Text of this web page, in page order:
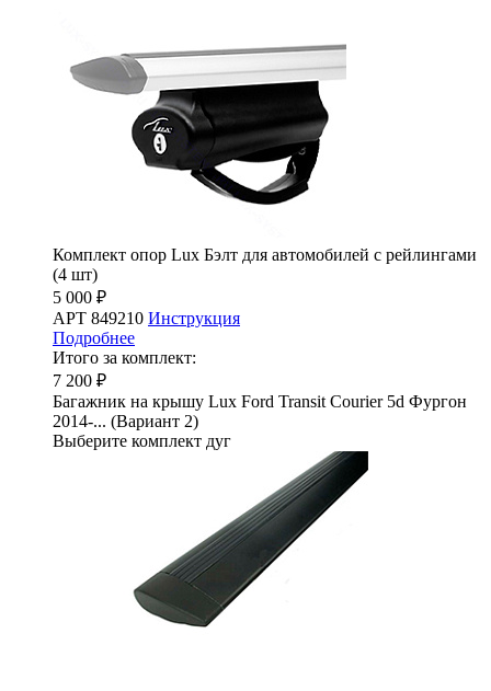
Комплект опор Lux Бэлт для автомобилей с рейлингами
(4 шт)
5 000 ₽
АРТ 849210 Инструкция
Подробнее
Итого за комплект:
7 200 ₽
Багажник на крышу Lux Ford Transit Courier 5d Фургон
2014-... (Вариант 2)
Выберите комплект дуг